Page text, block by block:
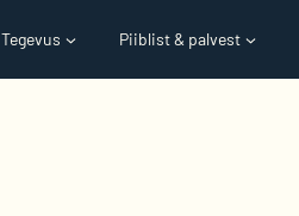
Tegevus Piiblist & palvest